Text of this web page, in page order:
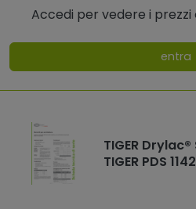
Accedi per vedere i
entra
TIGER
TIGER PDS 1142